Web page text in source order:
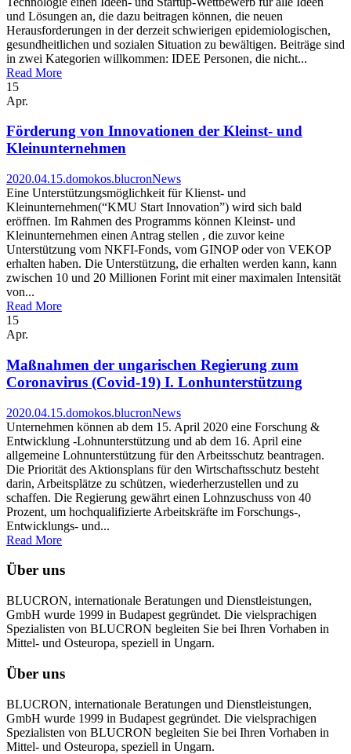
und Lösungen an, die dazu beitragen können, die neuen
Herausforderungen in der derzeit schwierigen epidemiologischen,
gesundheitlichen und sozialen Situation zu bewältigen. Beiträge sind
in zwei Kategorien willkommen: IDEE Personen, die nicht...
Read More
15
Apr.
Förderung von Innovationen der Kleinst- und
Kleinunternehmen
2020.04.15.domokos.blucronNews
Eine Unterstützungsmöglichkeit für Klienst- und
Kleinunternehmen(“KMU Start Innovation”) wird sich bald
eröffnen. Im Rahmen des Programms können Kleinst- und
Kleinunternehmen einen Antrag stellen , die zuvor keine
Unterstützung vom NKFI-Fonds, vom GINOP oder von VEKOP
erhalten haben. Die Unterstützung, die erhalten werden kann, kann
zwischen 10 und 20 Millionen Forint mit einer maximalen Intensität
von...
Read More
15
Apr.
Maßnahmen der ungarischen Regierung zum
Coronavirus (Covid-19) I. Lonhunterstützung
2020.04.15.domokos.blucronNews
Unternehmen können ab dem 15. April 2020 eine Forschung &
Entwicklung -Lohnunterstützung und ab dem 16. April eine
allgemeine Lohnunterstützung für den Arbeitsschutz beantragen.
Die Priorität des Aktionsplans für den Wirtschaftsschutz besteht
darin, Arbeitsplätze zu schützen, wiederherzustellen und zu
schaffen. Die Regierung gewährt einen Lohnzuschuss von 40
Prozent, um hochqualifizierte Arbeitskräfte im Forschungs-,
Entwicklungs- und...
Read More
Über uns
BLUCRON, internationale Beratungen und Dienstleistungen,
GmbH wurde 1999 in Budapest gegründet. Die vielsprachigen
Spezialisten von BLUCRON begleiten Sie bei Ihren Vorhaben in
Mittel- und Osteuropa, speziell in Ungarn.
Über uns
BLUCRON, internationale Beratungen und Dienstleistungen,
GmbH wurde 1999 in Budapest gegründet. Die vielsprachigen
Spezialisten von BLUCRON begleiten Sie bei Ihren Vorhaben in
Mittel- und Osteuropa, speziell in Ungarn.